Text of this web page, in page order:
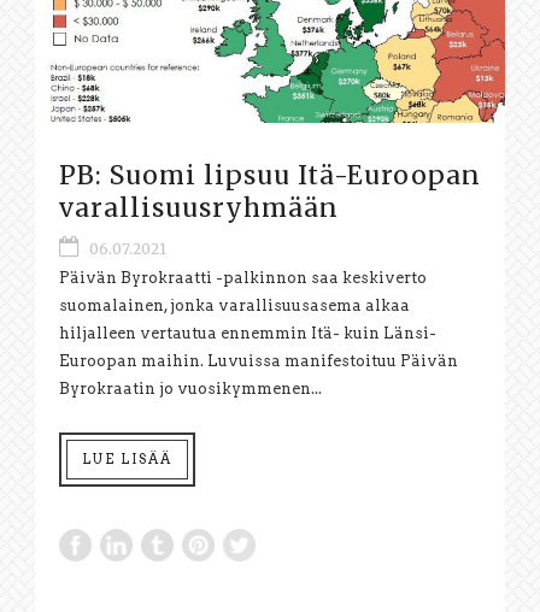
PB: Suomi lipsuu Itä-Euroopan
varallisuusryhmään
06.07.2021
Päivän Byrokraatti -palkinnon saa keskiverto
suomalainen, jonka varallisuusasema alkaa
hiljalleen vertautua ennemmin Itä- kuin Länsi-
Euroopan maihin. Luvuissa manifestoituu Päivän
Byrokraatin jo vuosikymmenen...
LUE LISÄÄ